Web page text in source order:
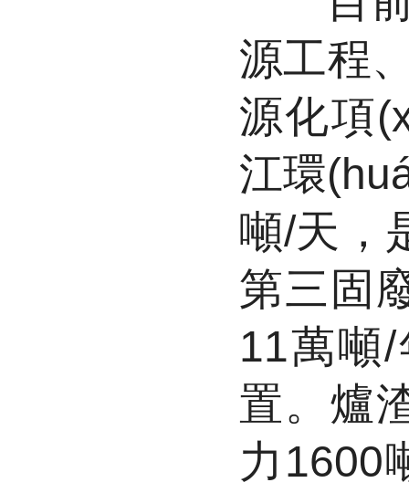
源工程
源化項
江環
噸/天
第三固
11萬噸/
置。爐
力1600